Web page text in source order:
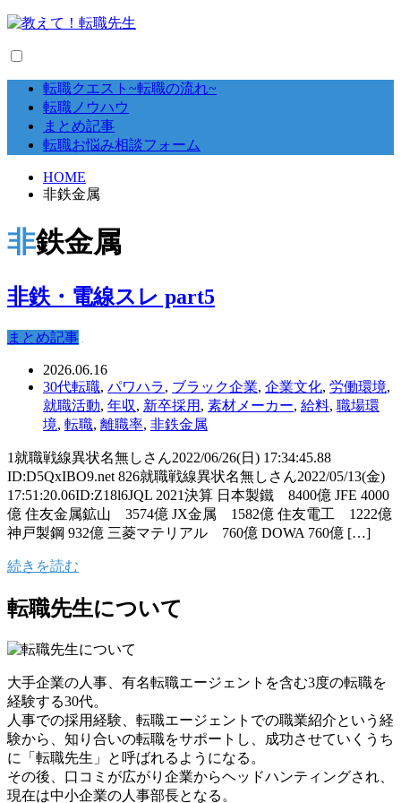
転職クエスト~転職の流れ~
転職ノウハウ
まとめ記事
転職お悩み相談フォーム
HOME
非鉄金属
非鉄金属
非鉄・電線スレ part5
まとめ記事
2026.06.16
30代転職, パワハラ, ブラック企業, 企業文化, 労働環境,
就職活動, 年収, 新卒採用 , 素材メーカー, 給料, 職場環
境, 転職, 離職率, 非鉄金属
1就職戦線異状名無しさん2022/06/26(日) 17:34:45.88
ID:D5QxIBO9.net 826就職戦線異状名無しさん2022/05/13(金)
17:51:20.06ID:Z18l6JQL 2021決算 日本製鐵 8400億 JFE 4000
億 住友金属鉱山 3574億 JX金属 1582億 住友電工 1222億
神戸製鋼 932億 三菱マテリアル 760億 DOWA 760億 […]
続きを読む
転職先生について
大手企業の人事、有名転職エージェントを含む3度の転職を
経験する30代。
人事での採用経験、転職エージェントでの職業紹介という経
験から、知り合いの転職をサポートし、成功させていくうち
に「転職先生」と呼ばれるようになる。
その後、口コミが広がり企業からヘッドハンティングされ、
現在は中小企業の人事部長となる。